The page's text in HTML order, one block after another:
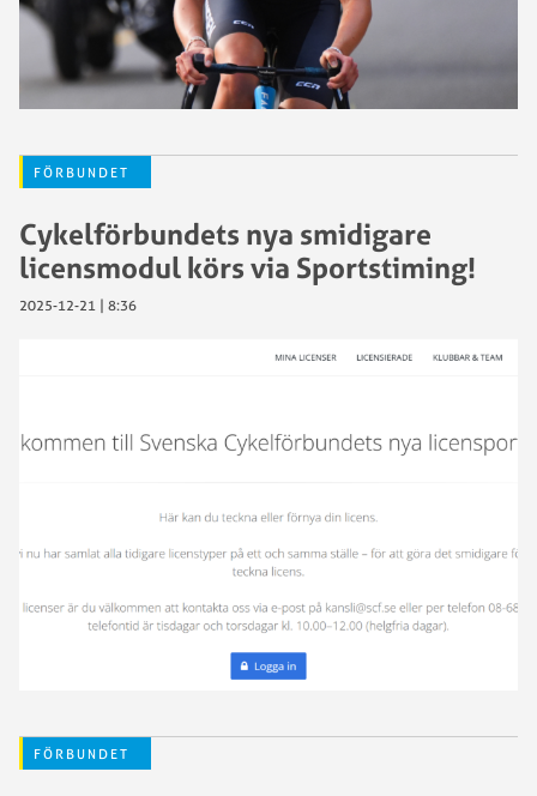
FÖRBUNDET
Cykelförbundets nya smidigare
licensmodul körs via Sportstiming!
2025-12-21 | 8:36
FÖRBUNDET